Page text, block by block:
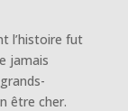
l’histoire fut
jamais
être cher.